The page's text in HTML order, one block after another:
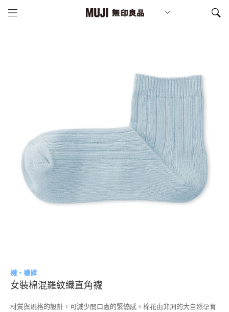
襪・襪褲
女裝棉混羅紋織直角襪
材質與規格的設計，可減少開口處的緊繃感。棉花由非洲的大自然孕育